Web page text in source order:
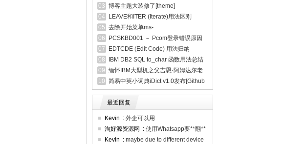
03 博客主题大装修了[theme]
04
LEAVE和ITER (Iterate)用法区别
[rpgle]
05 去除开始菜单ms-
resource:appname/text幽灵快捷方式
06
PCSKBD001 － Pcom登录错误原因
及解决办法
07
EDTCDE (Edit Code) 用法归纳
08
IBM DB2 SQL to_char 函数用法总结
[SQL]
09 缅怀IBM大型机之父吉恩·阿姆达尔老
人
10 简易中英小词典iDict v1.0发布[Github
开源]
最近回复
■ Kevin : 外企可以用
■ 淘好源资源网 : 使用Whatsapp要**翻**
墙吗？
■ Kevin : maybe due to different device